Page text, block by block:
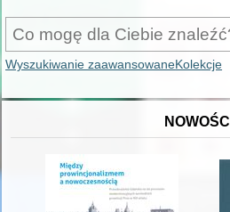
Wyszukiwanie zaawansowaneKolekcje
NOWOŚCI